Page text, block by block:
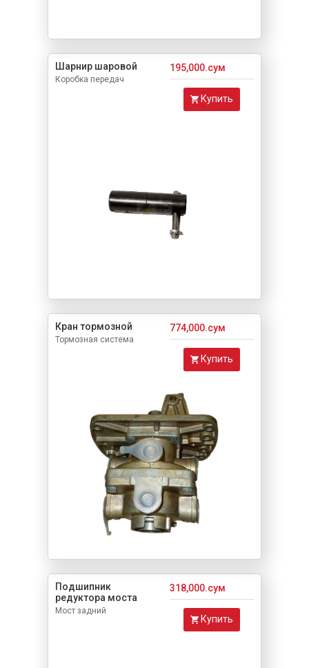
Шарнир шаровой
Коробка передач
195,000.сум
Купить
Кран тормозной
Тормозная система
774,000.сум
Купить
Подшипник
редуктора моста
Мост задний
318,000.сум
Купить